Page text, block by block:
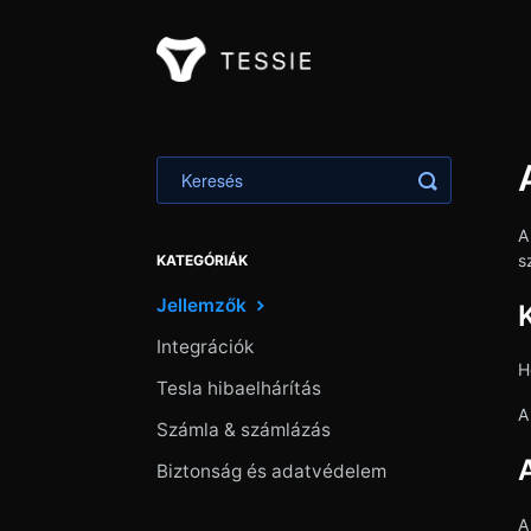
Toggle
KATEGÓRIÁK
Jellemzők
Integrációk
Tesla hibaelhárítás
Számla & számlázás
Biztonság és adatvédelem